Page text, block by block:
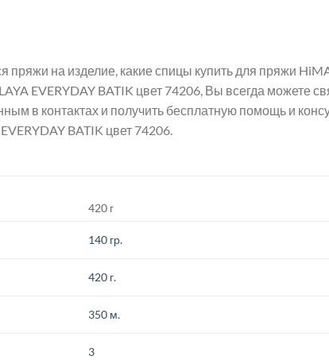
на изделие, какие спицы купить для пряжи
EVERYDAY BATIK цвет 74206, Вы всегда можете
в контактах и получить бесплатную помощь и
BATIK цвет 74206.
420 г
140 гр.
420 г.
350 м.
3